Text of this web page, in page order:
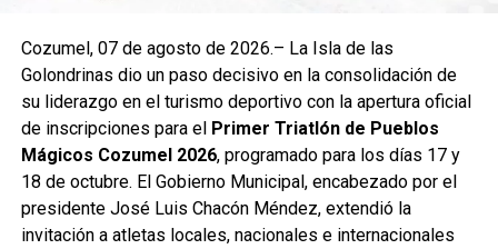
Cozumel, 07 de agosto de 2026.– La Isla de las
Golondrinas dio un paso decisivo en la consolidación de
su liderazgo en el turismo deportivo con la apertura oficial
de inscripciones para el Primer Triatlón de Pueblos
Mágicos Cozumel 2026, programado para los días 17 y
18 de octubre. El Gobierno Municipal, encabezado por el
presidente José Luis Chacón Méndez, extendió la
invitación a atletas locales, nacionales e internacionales